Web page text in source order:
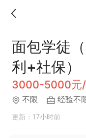
面包学徒
利+社保）
3000-5000元/
不限 经验不
更新：17小时前